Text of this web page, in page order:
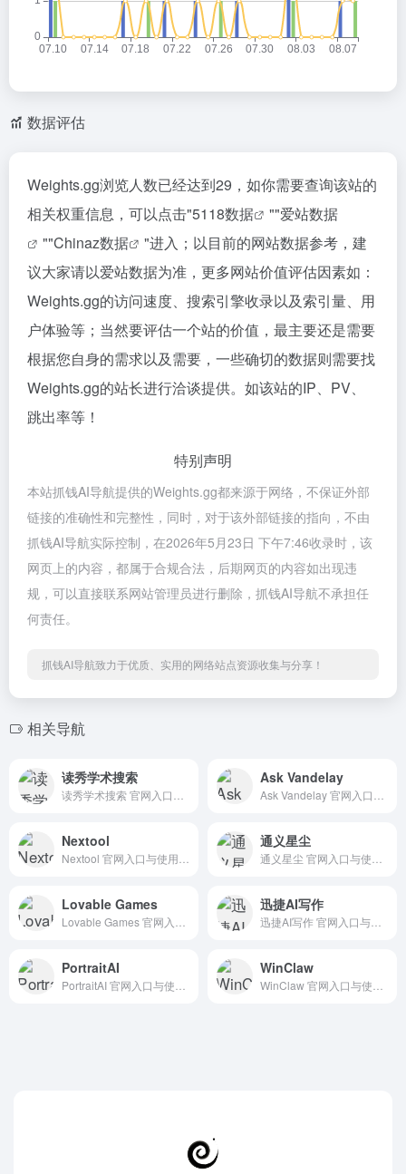
数据评估
Weights.gg浏览人数已经达到29，如你需要查询该站的
相关权重信息，可以点击"5118数据 ""爱站数据
""Chinaz数据
"进入；以目前的网站数据参考，建
议大家请以爱站数据为准，更多网站价值评估因素如：
Weights.gg的访问速度、搜索引擎收录以及索引量、用
户体验等；当然要评估一个站的价值，最主要还是需要
根据您自身的需求以及需要，一些确切的数据则需要找
Weights.gg的站长进行洽谈提供。如该站的IP、PV、
跳出率等！
特别声明
本站抓钱AI导航提供的Weights.gg都来源于网络，不保证外部
链接的准确性和完整性，同时，对于该外部链接的指向，不由
抓钱AI导航实际控制，在2026年5月23日 下午7:46收录时，该
网页上的内容，都属于合规合法，后期网页的内容如出现违
规，可以直接联系网站管理员进行删除，抓钱AI导航不承担任
何责任。
抓钱AI导航致力于优质、实用的网络站点资源收集与分享！
相关导航
读秀学术搜索 Ask Vandelay
Nextool 通义星尘
Lovable Games 迅捷AI写作
PortraitAI WinClaw